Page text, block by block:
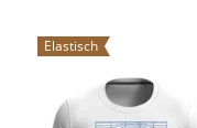
Elastisch